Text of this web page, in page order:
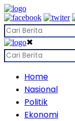
✖
Home
Nasional
Politik
Ekonomi